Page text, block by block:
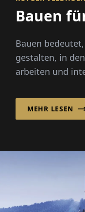
Bauen
Bauen
gestalten, in
arbeiten und
MEHR LESEN